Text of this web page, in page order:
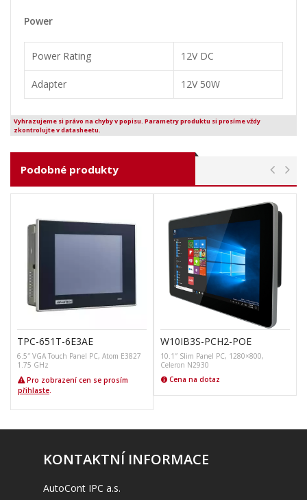
Power
Power Rating 12V DC
Adapter 12V 50W
Vyhrazujeme si právo na chyby v popisu. Parametry produktu si prosíme vždy
zkontrolujte v datasheetu.
Podobné produkty
TPC-651T-6E3AE
6.5″ VGA Touch Panel PC, Atom E3827
1.75 GHz
Pro zobrazení cen se prosím
přihlaste.
W10IB3S-PCH2-POE
10.1″ Slim Panel PC, 1280×800,
Celeron N2930
Cena na dotaz
KONTAKTNÍ INFORMACE
AutoCont IPC a.s.